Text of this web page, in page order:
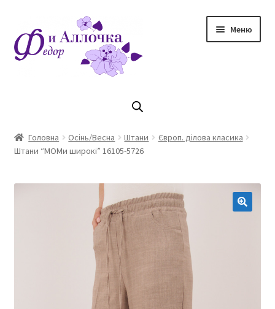
до
навігації
до
контенту
Меню
Магазин
Оплата та доставка
Головна Осінь/Весна Штани
Європ. ділова класика
Штани “МОМи широкі” 16105-5726